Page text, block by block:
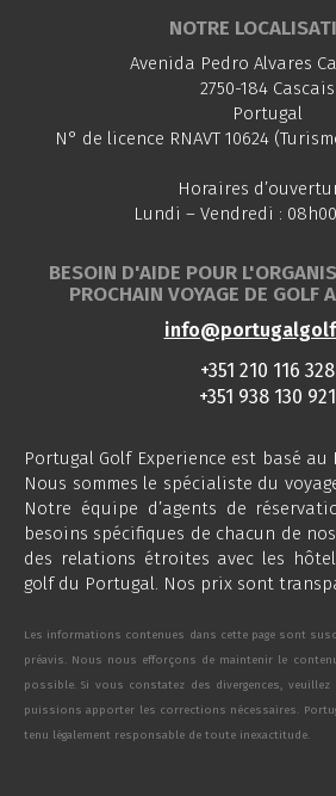
NOTRE
Avenida Pedro Alvares
2750-184 Cascais
Portugal
N° de licence RNAVT 10624
Horaires
Lundi – Vendredi :
BESOIN D'AIDE POUR
PROCHAIN VOYAGE DE GOLF
+351 210 116 328
+351 938 130 921
Portugal Golf Experience est basé au
Nous sommes le spécialiste du
Notre équipe d’agents de
besoins spécifiques de chacun de
des relations étroites avec les
golf du Portugal. Nos prix sont
Les informations contenues dans cette page sont
préavis. Nous nous efforçons de maintenir le
possible. Si vous constatez des divergences,
puissions apporter les corrections nécessaires.
tenu légalement responsable de toute inexactitude.